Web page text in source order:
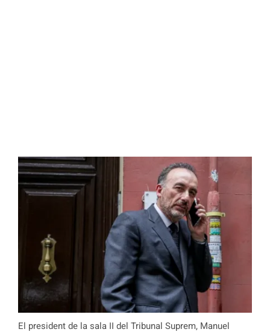
El president de la sala II del Tribunal Suprem, Manuel